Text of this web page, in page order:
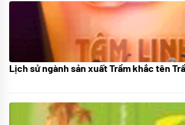
21/10/2025
Lịch sử ngành sản xuất Trầm khắc tên